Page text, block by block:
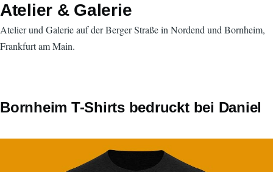
Atelier & Galerie
Atelier und Galerie auf der Berger Straße in Nordend und Bornheim,
Frankfurt am Main.
Bornheim T-Shirts bedruckt bei Daniel